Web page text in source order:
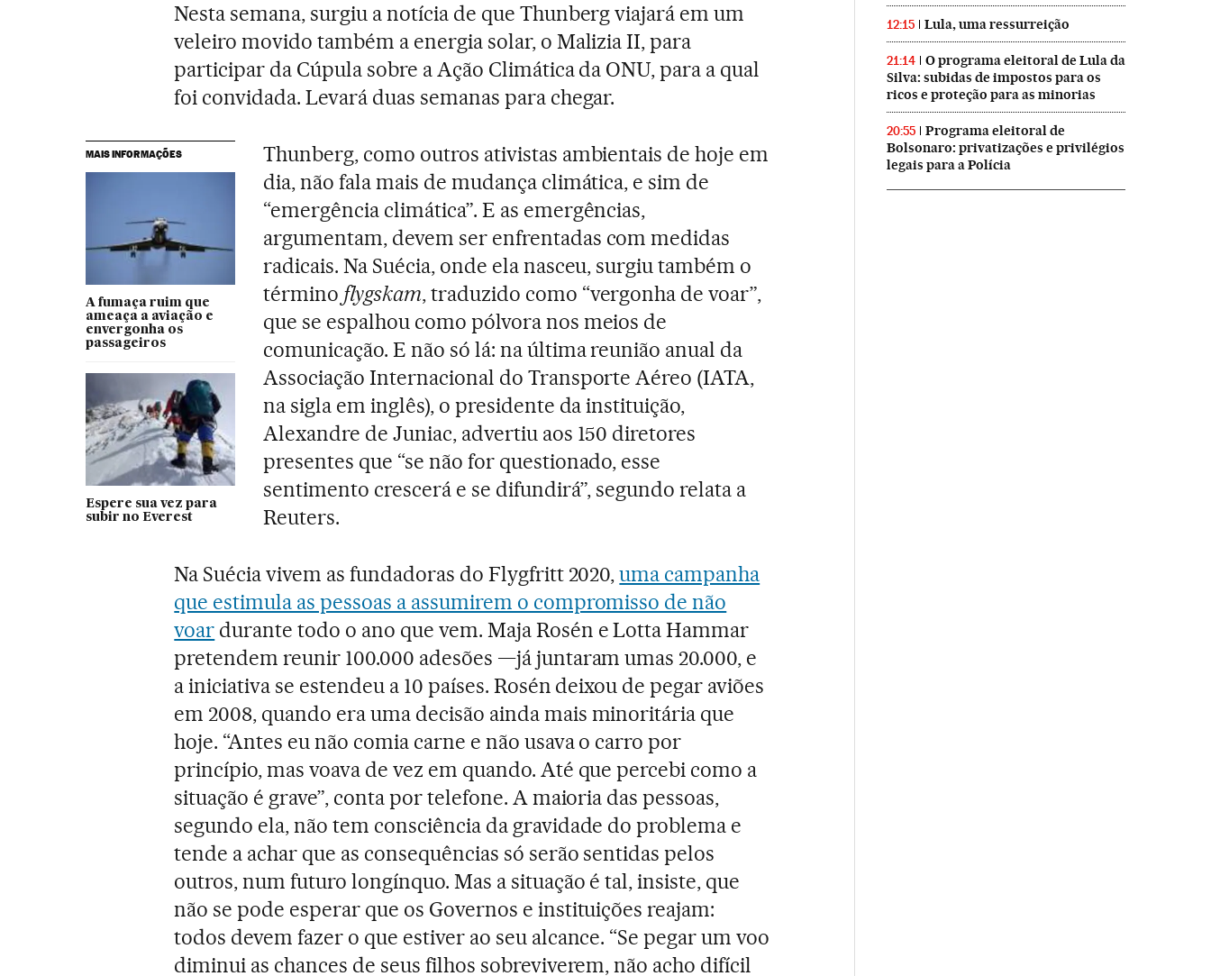
Nesta semana, surgiu a notícia de que Thunberg viajará em um
veleiro movido também a energia solar, o Malizia II, para
participar da Cúpula sobre a Ação Climática da ONU, para a qual
foi convidada. Levará duas semanas para chegar.
MAIS INFORMAÇÕES
A fumaça ruim que
ameaça a aviação e
envergonha os
passageiros
Espere sua vez para
subir no Everest
Thunberg, como outros ativistas ambientais de hoje em
dia, não fala mais de mudança climática, e sim de
“emergência climática”. E as emergências,
argumentam, devem ser enfrentadas com medidas
radicais. Na Suécia, onde ela nasceu, surgiu também o
término flygskam, traduzido como “vergonha de voar”,
que se espalhou como pólvora nos meios de
comunicação. E não só lá: na última reunião anual da
Associação Internacional do Transporte Aéreo (IATA,
na sigla em inglês), o presidente da instituição,
Alexandre de Juniac, advertiu aos 150 diretores
presentes que “se não for questionado, esse
sentimento crescerá e se difundirá”, segundo relata a
Reuters.
Na Suécia vivem as fundadoras do Flygfritt 2020,uma campanha
que estimula as pessoas a assumirem o compromisso de não
voar durante todo o ano que vem. Maja Rosén e Lotta Hammar
pretendem reunir 100.000 adesões —já juntaram umas 20.000, e
a iniciativa se estendeu a 10 países. Rosén deixou de pegar aviões
em 2008, quando era uma decisão ainda mais minoritária que
hoje. “Antes eu não comia carne e não usava o carro por
princípio, mas voava de vez em quando. Até que percebi como a
situação é grave”, conta por telefone. A maioria das pessoas,
segundo ela, não tem consciência da gravidade do problema e
tende a achar que as consequências só serão sentidas pelos
outros, num futuro longínquo. Mas a situação é tal, insiste, que
não se pode esperar que os Governos e instituições reajam:
todos devem fazer o que estiver ao seu alcance. “Se pegar um voo
diminui as chances de seus filhos sobreviverem, não acho difícil
12:15 Lula, uma ressurreição
21:14
O programa eleitoral de Lula da
Silva: subidas de impostos para os
ricos e proteção para as minorias
20:55
Programa eleitoral de
Bolsonaro: privatizações e privilégios
legais para a Polícia